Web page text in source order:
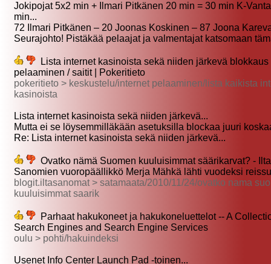
Jokipojat 5x2 min + Ilmari Pitkänen 20 min = 30 min K-
min...
72 Ilmari Pitkänen – 20 Joonas Koskinen – 87 Joona
Seurajohto! Pistäkää pelaajat ja valmentajat katsomaan
Lista internet kasinoista sekä niiden järkevä blokkaus
pelaaminen / saitit | Pokeritieto
pokeritieto > keskustelu/internet pelaaminen/lista kaikista
kasinoista
Lista internet kasinoista sekä niiden järkevä...
Mutta ei se löysemmilläkään asetuksilla blockaa juuri
Re: Lista internet kasinoista sekä niiden järkevä...
Ovatko nämä Suomen kuuluisimmat säärikarvat? -
Sanomien vuoropäällikkö Merja Mähkä lähti vuodeksi
blogit.iltasanomat > satamaata/2010/11/24/ovatko nama
kuuluisimmat saarik
Parhaat hakukoneet ja hakukoneluettelot -- A
Search Engines and Search Engine Services
oulu > pohti/hakuindeksi
Usenet Info Center Launch Pad -toinen...